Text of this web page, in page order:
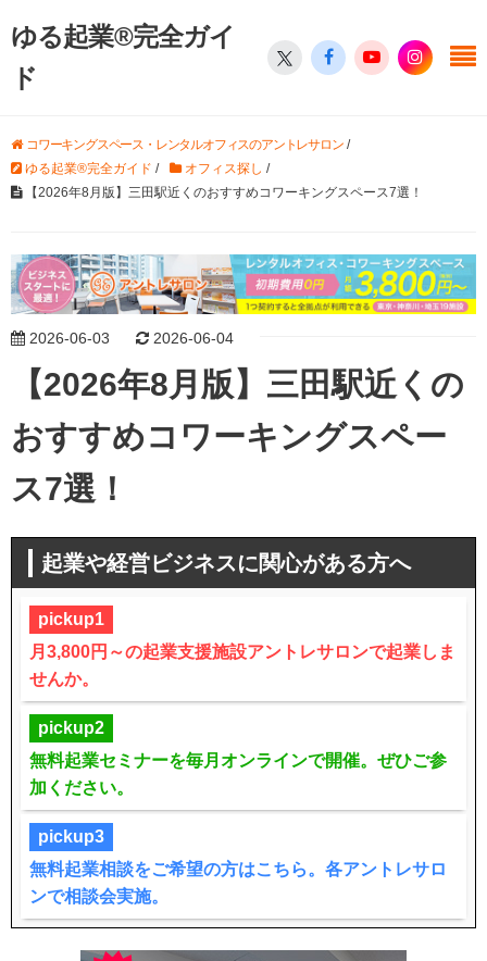
ゆる起業®完全ガイ
ド
コワーキングスペース・レンタルオフィスのアントレサロン/
ゆる起業®完全ガイド / オフィス探し /
【2026年8月版】三田駅近くのおすすめコワーキングスペース7選！
2026-06-03 2026-06-04
【2026年8月版】三田駅近くの
おすすめコワーキングスペー
ス7選！
起業や経営ビジネスに関心がある方へ
pickup1
月3,800円～の起業支援施設アントレサロンで起業しま
せんか。
pickup2
無料起業セミナーを毎月オンラインで開催。ぜひご参
加ください。
pickup3
無料起業相談をご希望の方はこちら。各アントレサロ
ンで相談会実施。